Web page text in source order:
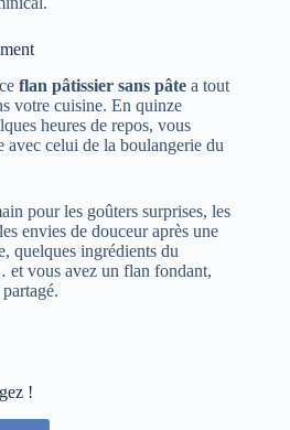
flan pâtissier sans pâte a tout
votre cuisine. En quinze
heures de repos, vous
avec celui de la boulangerie du
pour les goûters surprises, les
envies de douceur après une
quelques ingrédients du
vous avez un flan fondant,
!